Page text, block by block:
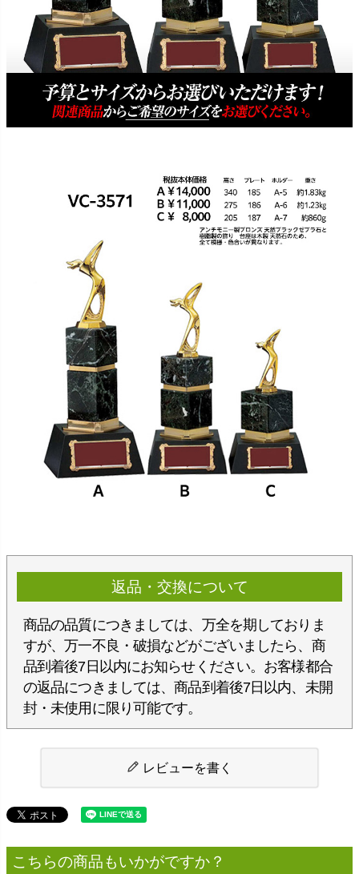
返品・交換について
商品の品質につきましては、万全を期しておりま
すが、万一不良・破損などがございましたら、商
品到着後7日以内にお知らせください。お客様都合
の返品につきましては、商品到着後7日以内、未開
封・未使用に限り可能です。
レビューを書く
こちらの商品もいかがですか？